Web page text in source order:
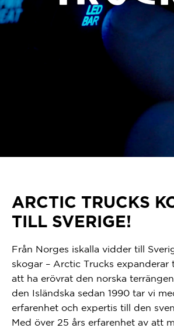
ARCTIC TRUCKS
TILL SVERIGE!
Från Norges iskalla vidder till
skogar – Arctic Trucks expanderar
att ha erövrat den norska
den Isländska sedan 1990 tar vi
erfarenhet och expertis till den
Med över 25 års erfarenhet av att